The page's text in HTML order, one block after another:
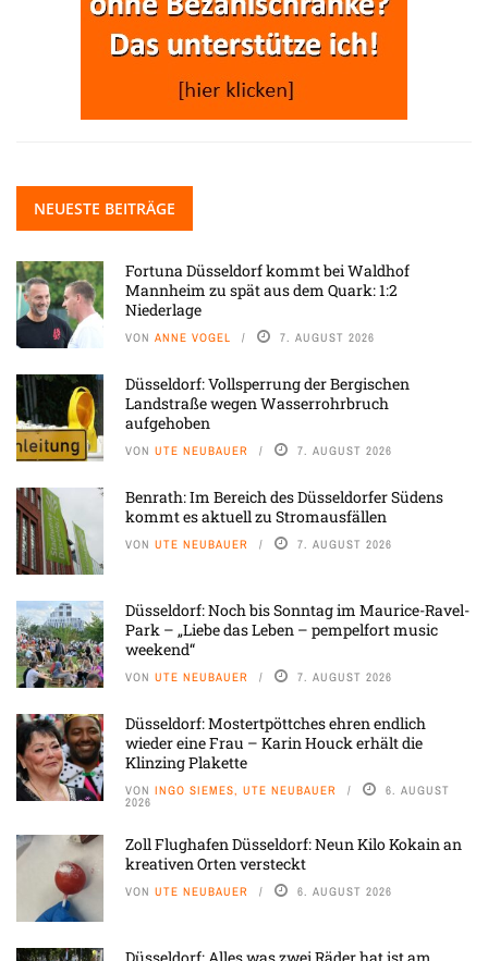
NEUESTE BEITRÄGE
Fortuna Düsseldorf kommt bei Waldhof
Mannheim zu spät aus dem Quark: 1:2
Niederlage
VON ANNE VOGEL 7. AUGUST 2026
Düsseldorf: Vollsperrung der Bergischen
Landstraße wegen Wasserrohrbruch
aufgehoben
VON UTE NEUBAUER 7. AUGUST 2026
Benrath: Im Bereich des Düsseldorfer Südens
kommt es aktuell zu Stromausfällen
VON UTE NEUBAUER 7. AUGUST 2026
Düsseldorf: Noch bis Sonntag im Maurice-Ravel-
Park – „Liebe das Leben – pempelfort music
weekend“
VON UTE NEUBAUER 7. AUGUST 2026
Düsseldorf: Mostertpöttches ehren endlich
wieder eine Frau – Karin Houck erhält die
Klinzing Plakette
VON INGO SIEMES, UTE NEUBAUER 6. AUGUST
2026
Zoll Flughafen Düsseldorf: Neun Kilo Kokain an
kreativen Orten versteckt
VON UTE NEUBAUER 6. AUGUST 2026